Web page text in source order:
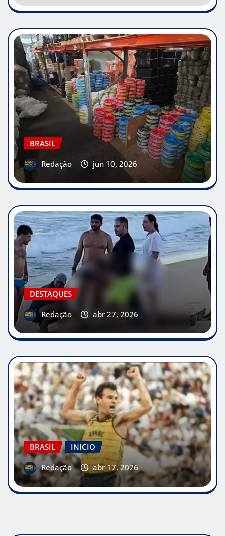
BRASIL
Redação
jun 10, 2026
DESTAQUES
Redação
abr 27, 2026
BRASIL
INICIO
Redação
abr 17, 2026